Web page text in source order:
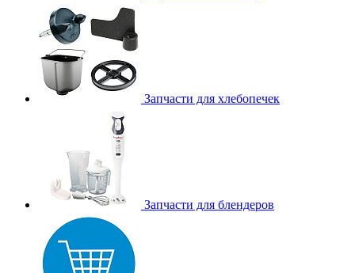
Запчасти для хлебопечек
Запчасти для блендеров